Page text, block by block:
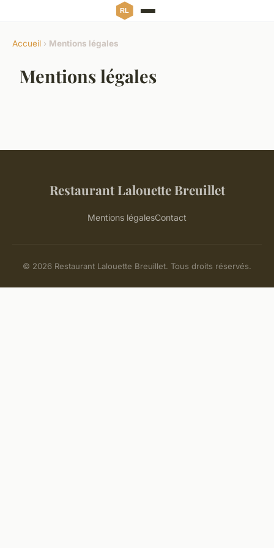
Accueil › Mentions légales
Mentions légales
Restaurant Lalouette Breuillet
Mentions légalesContact
© 2026 Restaurant Lalouette Breuillet. Tous droits réservés.